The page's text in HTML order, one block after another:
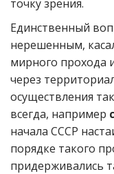
точку зрения.
Единственный
нерешенным,
мирного прохода
через
осуществления
всегда, например
начала СССР
порядке такого
придерживались